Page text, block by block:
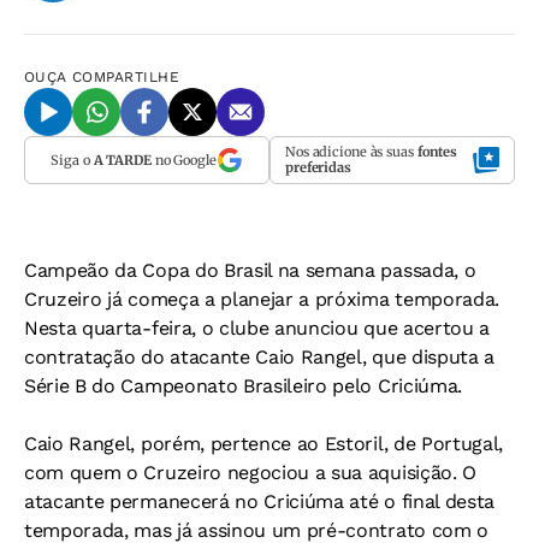
OUÇA COMPARTILHE
Siga o A TARDEno Google Nos adicione às suas fontes
preferidas
Campeão da Copa do Brasil na semana passada, o
Cruzeiro já começa a planejar a próxima temporada.
Nesta quarta-feira, o clube anunciou que acertou a
contratação do atacante Caio Rangel, que disputa a
Série B do Campeonato Brasileiro pelo Criciúma.
Caio Rangel, porém, pertence ao Estoril, de Portugal,
com quem o Cruzeiro negociou a sua aquisição. O
atacante permanecerá no Criciúma até o final desta
temporada, mas já assinou um pré-contrato com o